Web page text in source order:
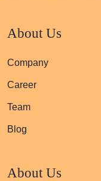
About Us
Company
Career
Team
Blog
About Us